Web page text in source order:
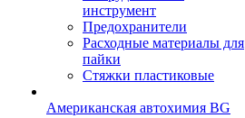
инструмент
Предохранители
Расходные материалы для
пайки
Стяжки пластиковые
Американская автохимия BG